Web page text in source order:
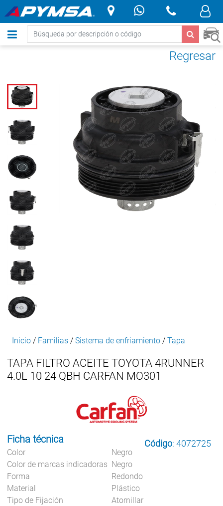
.
Regresar
Inicio / Familias / Sistema de enfriamiento / Tapa
TAPA FILTRO ACEITE TOYOTA 4RUNNER
4.0L 10 24 QBH CARFAN MO301
Código: 4072725
Ficha técnica
Color
Negro
Color de marcas indicadoras Negro
Forma
Redondo
Material
Plástico
Tipo de Fijación
Atornillar